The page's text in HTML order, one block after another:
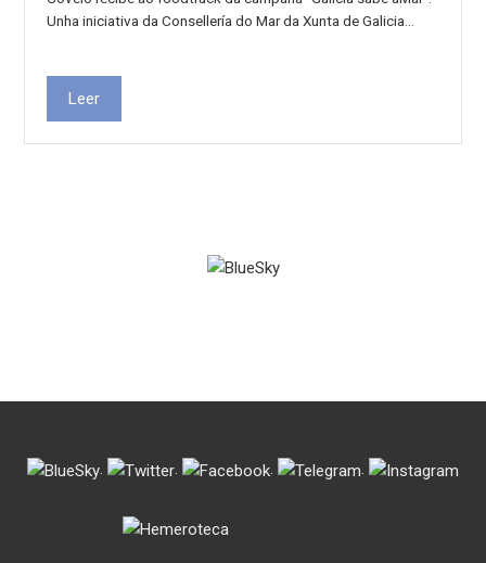
Unha iniciativa da Consellería do Mar da Xunta de Galicia…
Leer
. . . .